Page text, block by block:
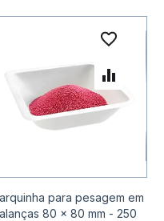
à lista de
para Comparar
para pesagem em
80 x 80 mm - 250